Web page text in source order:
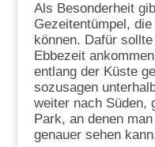
Als Besonderheit
Gezeitentümpel,
können. Dafür
Ebbezeit
entlang der Küste
sozusagen
weiter nach Süden,
Park, an denen
genauer sehen